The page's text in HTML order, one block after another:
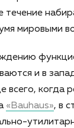
течение
мировыми
и в
всего, когда
«Bauhaus», в